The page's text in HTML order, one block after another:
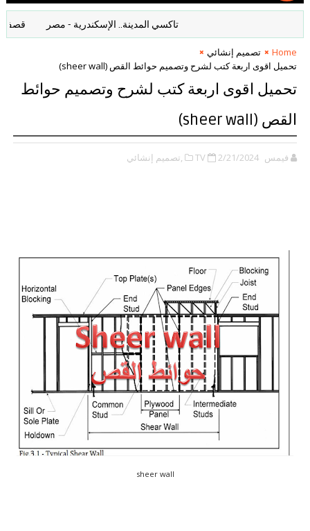
تاكسي المدينة.. الإسكندرية - مصر قصف
Home
تصميم إنشائي
تحميل اقوى اربعة كتب لشرح وتصميم حوائط القص (sheer wall)
تحميل اقوى اربعة كتب لشرح وتصميم حوائط
القص (sheer wall)
فيمس TV 2/21/2024 ,تصميم إنشائي
sheer wall